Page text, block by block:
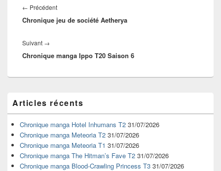
de
l’article
← PrécédentArticle
précédent :
Chronique jeu de société Aetherya
Suivant →
suivant :
Chronique manga Ippo T20 Saison 6
principale
de
widget
pour
barre
latérale
Articles récents
Chronique manga Hotel Inhumans T2 31/07/2026
Chronique manga Meteoria T2 31/07/2026
Chronique manga Meteoria T1 31/07/2026
Chronique manga The Hitman’s Fave T2 31/07/2026
Chronique manga Blood-Crawling Princess T3 31/07/2026